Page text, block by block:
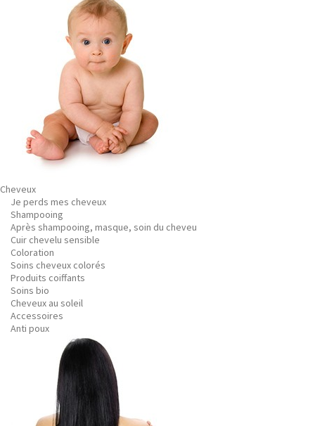
Cheveux
Je perds mes cheveux
Shampooing
Après shampooing, masque, soin du cheveu
Cuir chevelu sensible
Coloration
Soins cheveux colorés
Produits coiffants
Soins bio
Cheveux au soleil
Accessoires
Anti poux